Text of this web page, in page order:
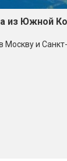
из Южной
Москву и